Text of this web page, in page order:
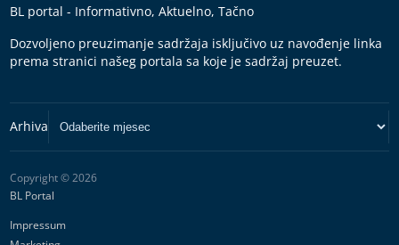
BL portal - Informativno, Aktuelno, Tačno
Dozvoljeno preuzimanje sadržaja isključivo uz navođenje linka
prema stranici našeg portala sa koje je sadržaj preuzet.
Copyright © 2026
BL Portal
Impressum